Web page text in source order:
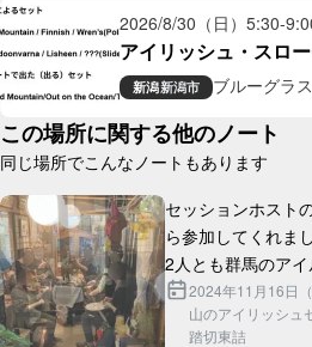
2026/8/30（日） 5:30-
アイリッシュ・スロ
新潟新潟市
ブルーグラ
この場所に関する他のノート
同じ場所でこんなノートもあります
セッションホスト
ら参加してくれまし
2人とも群馬のア
ルトーン】に所属
2024年11月16日（
山のアイリッシュ
踏切東詰